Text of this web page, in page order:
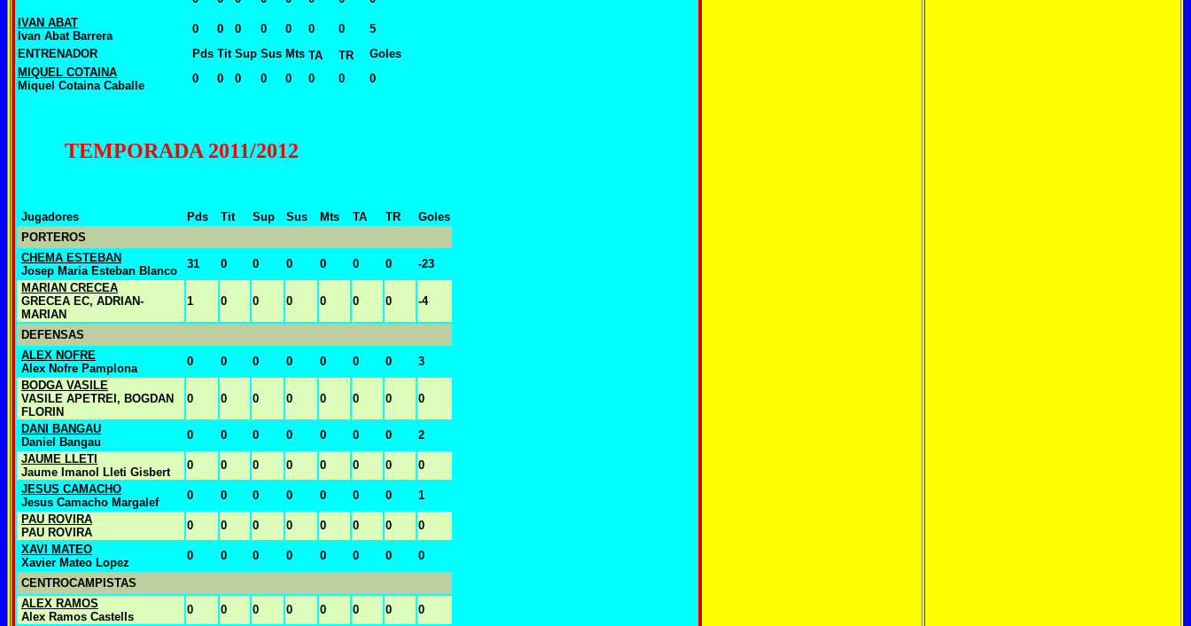
IVAN ABAT
Ivan Abat Barrera
0 0 0 0 0 0 0
5
ENTRENADOR
Pds Tit Sup Sus Mts TA TR
Goles
MIQUEL COTAINA
Miquel Cotaina Caballe
0 0 0 0 0 0 0 0
TEMPORADA 2011/2012
Jugadores Pds Tit Sup Sus Mts TA TR
Goles
PORTEROS
CHEMA ESTEBAN
Josep Maria Esteban Blanco
31 0 0 0 0 0 0
-23
MARIAN CRECEA
GRECEA EC, ADRIAN-
MARIAN
1 0 0 0 0 0 0 -4
DEFENSAS
ALEX NOFRE
Alex Nofre Pamplona
0 0 0 0 0 0 0
3
BODGA VASILE
VASILE APETREI, BOGDAN
FLORIN
0 0 0 0 0 0 0 0
DANI BANGAU
Daniel Bangau
0 0 0 0 0 0 0
2
JAUME LLETI
Jaume Imanol Lleti Gisbert
0 0 0 0 0 0 0
0
JESUS CAMACHO
Jesus Camacho Margalef
0 0 0 0 0 0 0
1
PAU ROVIRA
PAU ROVIRA
0 0 0 0 0 0 0
0
XAVI MATEO
Xavier Mateo Lopez
0 0 0 0 0 0 0 0
CENTROCAMPISTAS
ALEX RAMOS
Alex Ramos Castells
0 0 0 0 0 0 0
0